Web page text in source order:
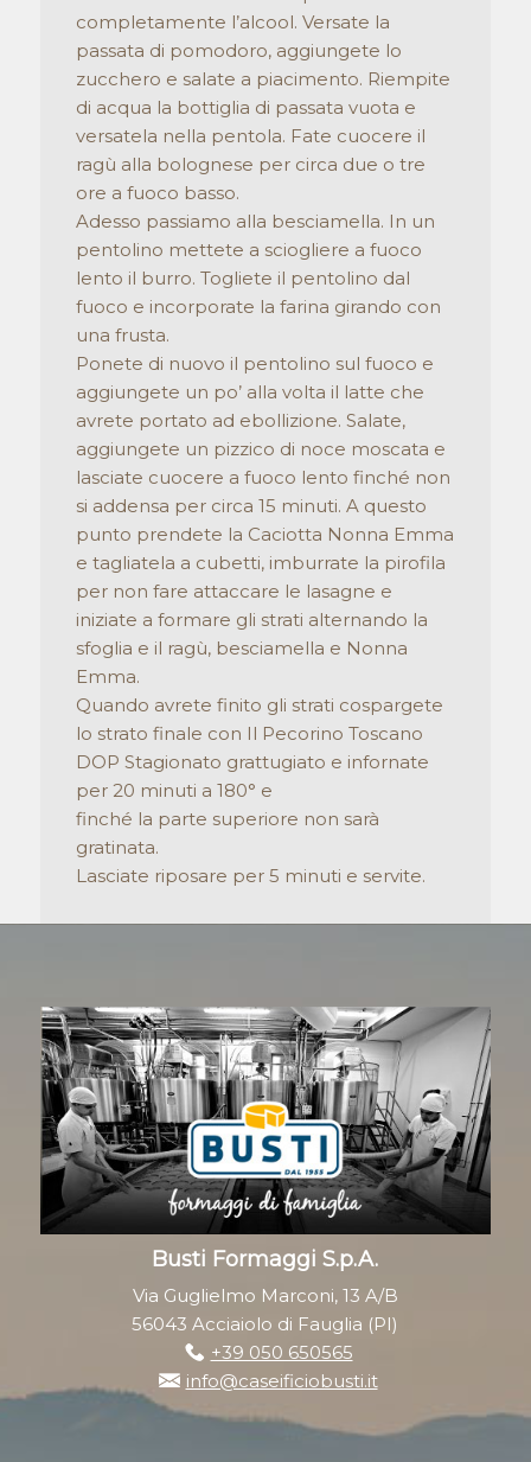
completamente l’alcool. Versate la
passata di pomodoro, aggiungete lo
zucchero e salate a piacimento. Riempite
di acqua la bottiglia di passata vuota e
versatela nella pentola. Fate cuocere il
ragù alla bolognese per circa due o tre
ore a fuoco basso.
Adesso passiamo alla besciamella. In un
pentolino mettete a sciogliere a fuoco
lento il burro. Togliete il pentolino dal
fuoco e incorporate la farina girando con
una frusta.
Ponete di nuovo il pentolino sul fuoco e
aggiungete un po’ alla volta il latte che
avrete portato ad ebollizione. Salate,
aggiungete un pizzico di noce moscata e
lasciate cuocere a fuoco lento finché non
si addensa per circa 15 minuti. A questo
punto prendete la Caciotta Nonna Emma
e tagliatela a cubetti, imburrate la pirofila
per non fare attaccare le lasagne e
iniziate a formare gli strati alternando la
sfoglia e il ragù, besciamella e Nonna
Emma.
Quando avrete finito gli strati cospargete
lo strato finale con Il Pecorino Toscano
DOP Stagionato grattugiato e infornate
per 20 minuti a 180° e
finché la parte superiore non sarà
gratinata.
Lasciate riposare per 5 minuti e servite.
Busti Formaggi S.p.A.
Via Guglielmo Marconi, 13 A/B
56043 Acciaiolo di Fauglia (PI)
+39 050 650565
info@caseificiobusti.it